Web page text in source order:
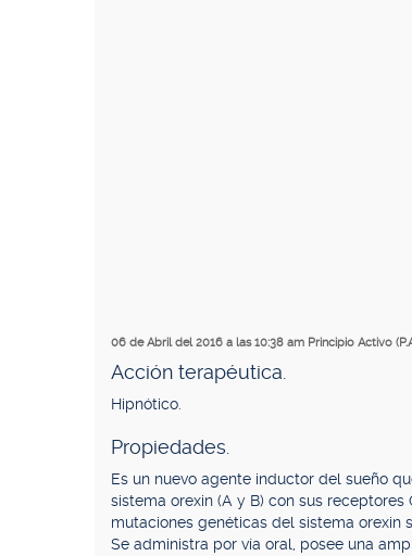
06 de Abril del 2016 a las 10:38 am Principio Activo
Acción terapéutica.
Hipnótico.
Propiedades.
Es un nuevo agente inductor del sueño
sistema orexin (A y B) con sus receptores
mutaciones genéticas del sistema orexin
Se administra por vía oral, posee una